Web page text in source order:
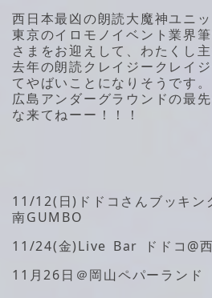
西日本最凶の朗読大魔神ユニ
東京のイロモノイベント業界
さまをお迎えして、わたくし
去年の朗読クレイジークレイ
てやばいことになりそうです。
広島アンダーグラウンドの最
な来てねーー！！！
11/12(日)ドドコさんブッキン
南GUMBO
11/24(金)Live Bar ドドコ@
11月26日＠岡山ペパーランド